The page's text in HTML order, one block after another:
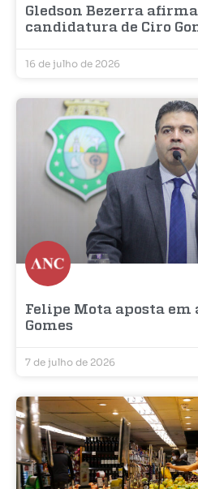
Gledson Bezerra
candidatura de Ciro
16 de julho de 2026
Felipe Mota aposta em
Gomes
7 de julho de 2026